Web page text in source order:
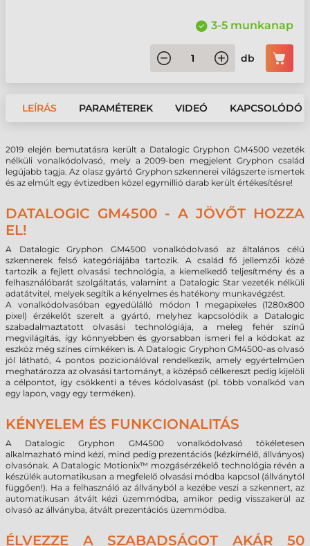
3-5 munkanap
db
LEÍRÁS PARAMÉTEREK VIDEÓ KAPCSOLÓDÓ
2019 elején bemutatásra került a Datalogic Gryphon GM4500 vezeték
nélküli vonalkódolvasó, mely a 2009-ben megjelent Gryphon család
legújabb tagja. Az olasz gyártó Gryphon szkennerei világszerte ismertek
és az elmúlt egy évtizedben közel egymillió darab került értékesítésre!
DATALOGIC GM4500 - A JÖVŐT HOZZA
EL!
A Datalogic Gryphon GM4500 vonalkódolvasó az általános célú
szkennerek felső kategóriájába tartozik. A család fő jellemzői közé
tartozik a fejlett olvasási technológia, a kiemelkedő teljesítmény és a
felhasználóbarát szolgáltatás, valamint a Datalogic Star vezeték nélküli
adatátvitel, melyek segítik a kényelmes és hatékony munkavégzést.
A vonalkódolvasóban egyedülálló módon 1 megapixeles (1280x800
pixel) érzékelőt szerelt a gyártó, melyhez kapcsolódik a Datalogic
szabadalmaztatott olvasási technológiája, a meleg fehér színű
megvilágítás, így könnyebben és gyorsabban ismeri fel a kódokat az
eszköz még színes címkéken is. A Datalogic Gryphon GM4500-as olvasó
jól látható, 4 pontos pozicionálóval rendelkezik, amely egyértelműen
meghatározza az olvasási tartományt, a középső célkereszt pedig kijelöli
a célpontot, így csökkenti a téves kódolvasást (pl. több vonalkód van
egy lapon, vagy egy terméken).
KÉNYELEM ÉS FUNKCIONALITÁS
A Datalogic Gryphon GM4500 vonalkódolvasó tökéletesen
alkalmazható mind kézi, mind pedig prezentációs (kézkímélő, állványos)
olvasónak. A Datalogic Motionix™ mozgásérzékelő technológia révén a
készülék automatikusan a megfelelő olvasási módba kapcsol (állványtól
függően!). Ha a felhasználó az állványból a kezébe veszi a szkennert, az
automatikusan átvált kézi üzemmódba, amikor pedig visszakerül az
olvasó az állványba, átvált prezentációs üzemmódba.
ÉLVEZZE A SZABADSÁGOT AKÁR 50